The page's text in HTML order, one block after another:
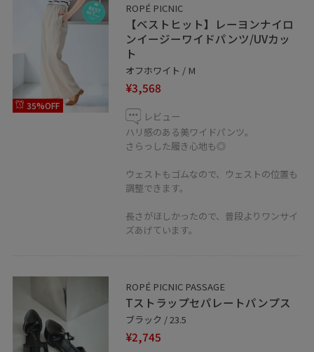
35%OFF
ROPÉ PICNIC
【ベストヒット】レーヨンナイロ
ンイージーワイドパンツ/UVカッ
ト
オフホワイト / M
¥3,568
レビュー
ハリ感のある美ワイドパンツ。
さらっした履き心地も◎
ウェストもゴムなので、ウェストの位置も
調整できます。
長さがほしかったので、普段よりワンサイ
ズあげています。
ROPÉ PICNIC PASSAGE
Tストラップセパレートパンプス
ブラック / 23.5
¥2,745